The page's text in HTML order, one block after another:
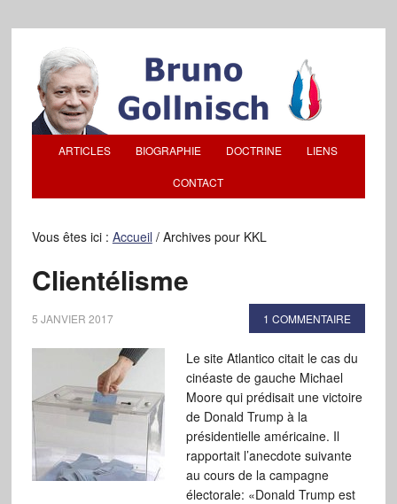
ARTICLES BIOGRAPHIE DOCTRINE LIENS
CONTACT
Vous êtes ici : Accueil /Archives pour KKL
Clientélisme
5 JANVIER 2017 1 COMMENTAIRE
Le site Atlantico citait le cas du
cinéaste de gauche Michael
Moore qui prédisait une victoire
de Donald Trump à la
présidentielle américaine. Il
rapportait l’anecdote suivante
au cours de la campagne
électorale: «Donald Trump est